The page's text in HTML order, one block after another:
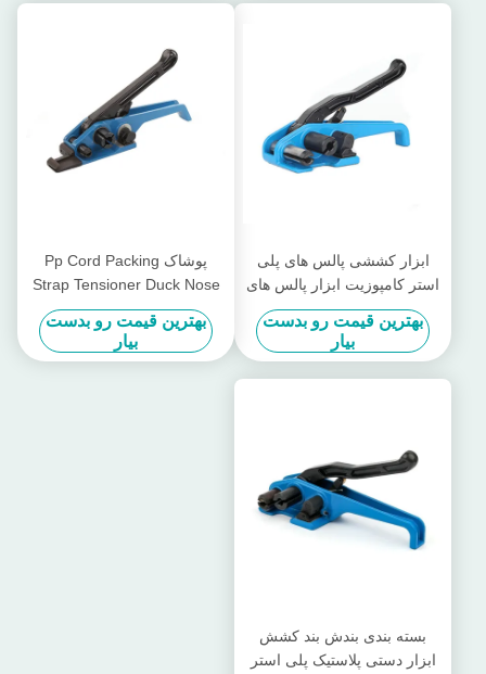
ابزار کششی پالس های پلی
استر کامپوزیت ابزار پالس های
پلاستیکی
بهترین قیمت رو بدست
بیار
پوشاک Pp Cord Packing
Strap Tensioner Duck Nose
Commodity دستی بند کردن بند
کش کش
بهترین قیمت رو بدست
بیار
بسته بندی بندش بند کشش
ابزار دستی پلاستیک پلی استر